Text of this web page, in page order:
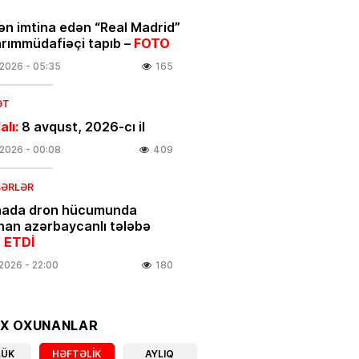
imtina edən “Real Madrid”
tapıb – FOTO
- 05:35 165
8 avqust, 2026-cı il
- 00:08 409
dron hücumunda
azərbaycanlı tələbə
- 22:00 180
direktor müavini
OXUNANLAR
HƏFTƏLIK AYLIQ